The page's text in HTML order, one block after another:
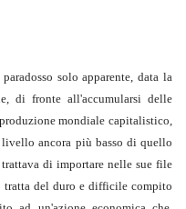
solo apparente, data la
di fronte all'accumularsi delle
mondiale capitalistico,
livello ancora più basso di quello
di importare nelle sue file
del duro e difficile compito